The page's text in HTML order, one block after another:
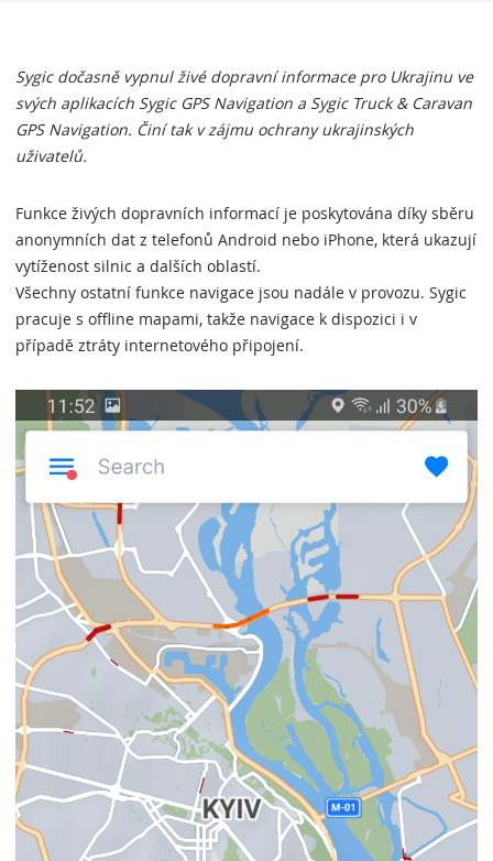
Sygic dočasně vypnul živé dopravní informace pro Ukrajinu ve
svých aplikacích Sygic GPS Navigation a Sygic Truck & Caravan
GPS Navigation. Činí tak v zájmu ochrany ukrajinských
uživatelů.
Funkce živých dopravních informací je poskytována díky sběru
anonymních dat z telefonů Android nebo iPhone, která ukazují
vytíženost silnic a dalších oblastí.
Všechny ostatní funkce navigace jsou nadále v provozu. Sygic
pracuje s offline mapami, takže navigace k dispozici i v
případě ztráty internetového připojení.